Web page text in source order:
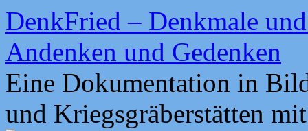
Zum
Inhalt
springen
DenkFried – Denkmale
Andenken und Gedenken
Eine Dokumentation in
und Kriegsgräberstätten